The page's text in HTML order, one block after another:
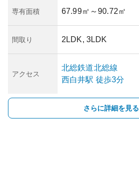
専有面積 67.99㎡ ～90.72㎡
間取り 2LDK, 3LDK
アクセス
北総鉄道北総線
西白井駅 徒歩3分
さらに詳細を見る